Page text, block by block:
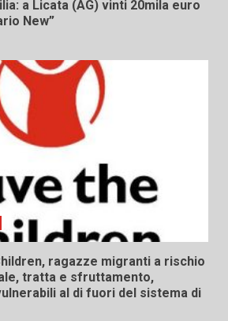
a Licata (AG) vinti 20mila euro
New”
ragazze migranti a rischio
tratta e sfruttamento,
al di fuori del sistema di